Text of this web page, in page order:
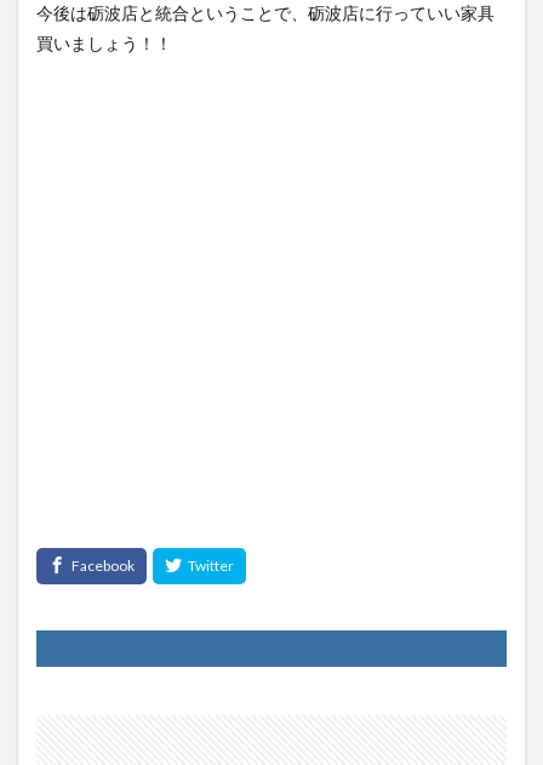
今後は砺波店と統合ということで、砺波店に行っていい家具
買いましょう！！